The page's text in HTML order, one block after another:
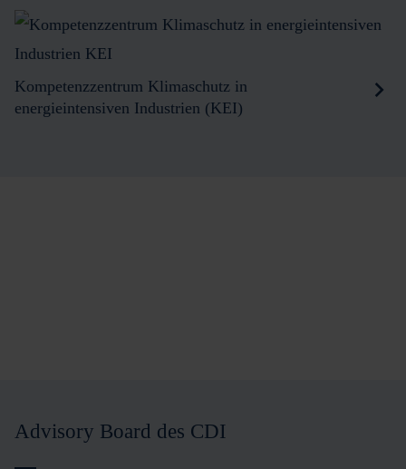
Kompetenzzentrum Klimaschutz in
energieintensiven Industrien (KEI)
Advisory Board des CDI